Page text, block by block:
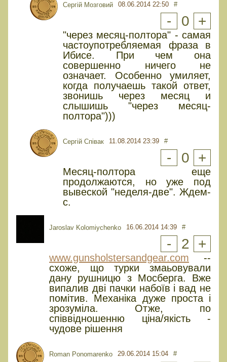
Сергій Мозговий 08.06.2014 22:50 #
- 0 +
"через месяц-полтора" - самая
частоупотребляемая фраза в
Ибисе. При чем она
совершенно ничего не
означает. Особенно умиляет,
когда получаешь такой ответ,
звонишь через месяц и
слышишь "через месяц-
полтора")))
Сергій Співак 11.08.2014 23:39 #
- 0 +
Месяц-полтора еще
продолжаются, но уже под
вывеской "неделя-две". Ждем-
с.
Jaroslav Kolomiychenko 16.06.2014 14:39 #
- 2 +
www.gunsholstersandgear.com --
схоже, що турки змаьовували
дану рушницю з Мосберга. Вже
випалив дві пачки набоїв і вад не
помітив. Механіка дуже проста і
зрозуміла. Отже, по
співвідношенню ціна/якість -
чудове рішення
Roman Ponomarenko 29.06.2014 15:04 #